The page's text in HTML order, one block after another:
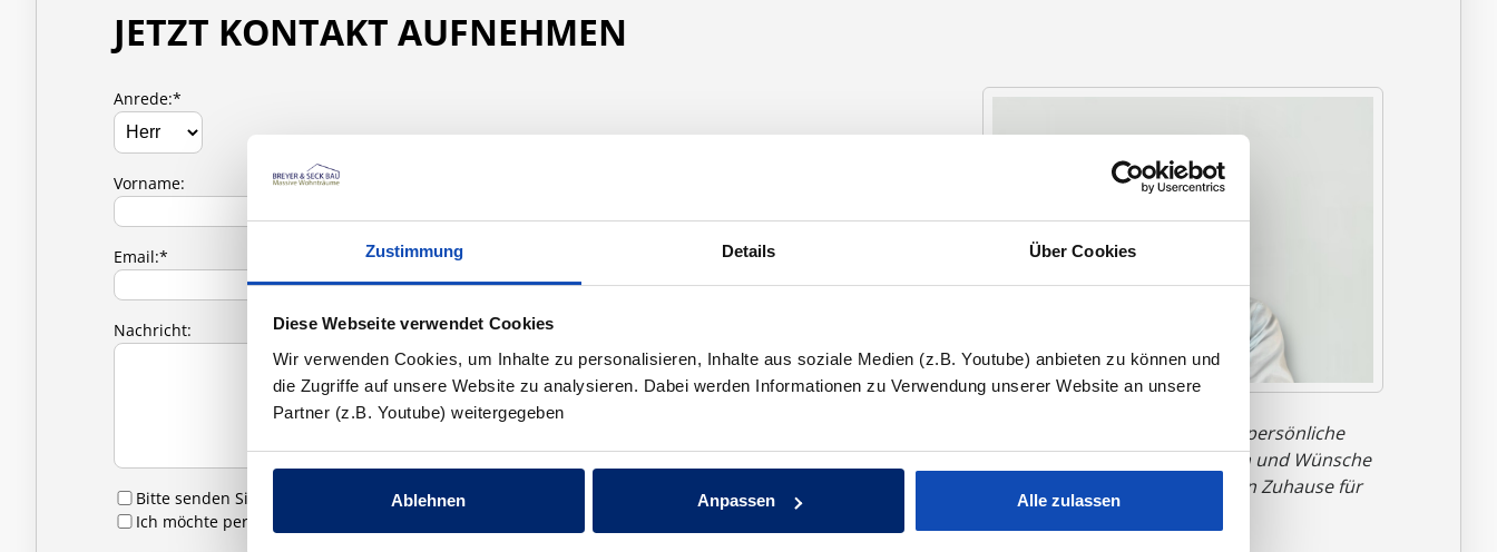
Zustimmung Details Über Cookies
Diese Webseite verwendet Cookies
Wir verwenden Cookies, um Inhalte zu personalisieren, Inhalte aus soziale Medien (z.B. Youtube) anbieten zu können und
die Zugriffe auf unsere Website zu analysieren. Dabei werden Informationen zu Verwendung unserer Website an unsere
Partner (z.B. Youtube) weitergegeben
Ablehnen Anpassen Alle zulassen
JETZT KONTAKT AUFNEHMEN
"Nur durch Austausch und das persönliche
Gespräch können wir Ihre Ideen und Wünsche
zu einem anfassbaren, massiven Zuhause für
Ihre Familie werden lassen."
Anrede:*
Vorname:
Email:*
Nachricht:
Bitte senden Sie mir Infomaterial zu
Ich möchte per E-Mail zu Hausbesichtigungen eingeladen werden